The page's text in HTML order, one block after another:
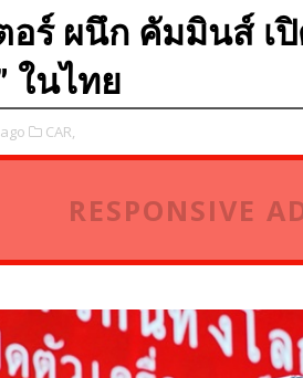
ร์ ผนึก คัมมินส์ เ
ในไทย
CAR,
RESPONSIVE